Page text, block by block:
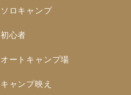
ソロキャンプ
初心者
オートキャンプ場
キャンプ映え